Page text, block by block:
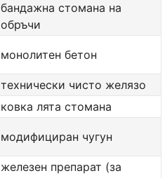
бандажна стомана на
обръчи
монолитен бетон
технически чисто желязо
ковка лята стомана
модифициран чугун
железен препарат (за